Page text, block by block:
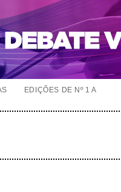
EDIÇÕES DE Nº 1 A